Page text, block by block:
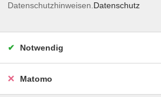
Datenschutzhinweisen. Datenschutz
Notwendig
Matomo